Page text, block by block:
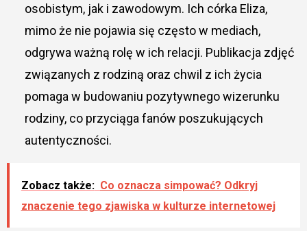
osobistym, jak i zawodowym. Ich córka Eliza,
mimo że nie pojawia się często w mediach,
odgrywa ważną rolę w ich relacji. Publikacja zdjęć
związanych z rodziną oraz chwil z ich życia
pomaga w budowaniu pozytywnego wizerunku
rodziny, co przyciąga fanów poszukujących
autentyczności.
Zobacz także: Co oznacza simpować? Odkryj
znaczenie tego zjawiska w kulturze internetowej